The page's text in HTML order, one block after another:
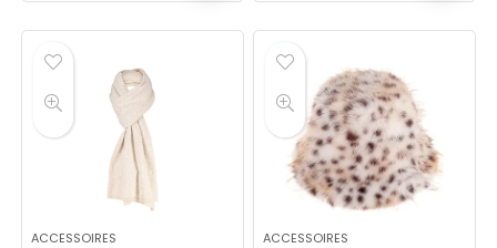
ACCESSOIRES ACCESSOIRES